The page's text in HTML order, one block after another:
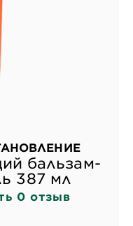
бальзам-
387 мл
0 отзыв